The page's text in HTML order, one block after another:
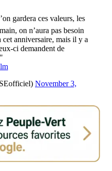
gardera ces valeurs, les
on n’aura pas besoin
anniversaire, mais il y a
ci demandent de
November 3,